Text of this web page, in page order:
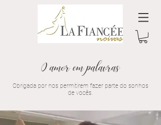
O amor em palavras
Obrigada por nos permitirem fazer parte do sonhos
de vocês.